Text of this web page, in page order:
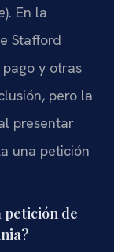
). En la
Stafford
y otras
pero la
presentar
una petición
petición de